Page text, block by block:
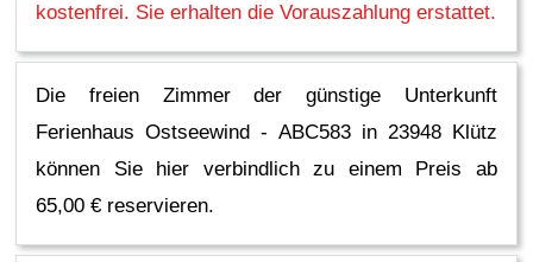
kostenfrei. Sie erhalten die Vorauszahlung erstattet.
Die freien Zimmer der günstige Unterkunft
Ferienhaus Ostseewind - ABC583 in 23948 Klütz
können Sie hier verbindlich zu einem Preis ab
65,00 € reservieren.